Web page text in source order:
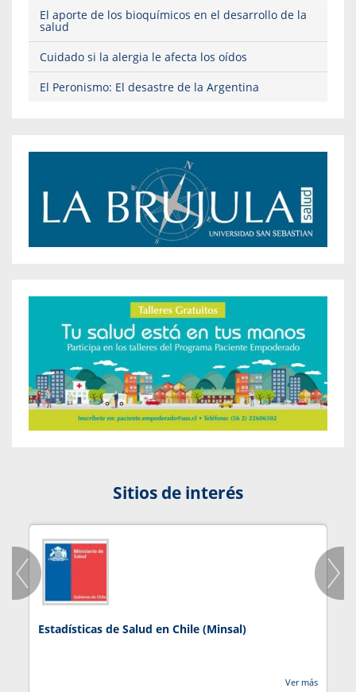
El aporte de los bioquímicos en el desarrollo de la
salud
Cuidado si la alergia le afecta los oídos
El Peronismo: El desastre de la Argentina
Sitios de interés
Estadísticas de Salud en Chile (Minsal)
Ver más